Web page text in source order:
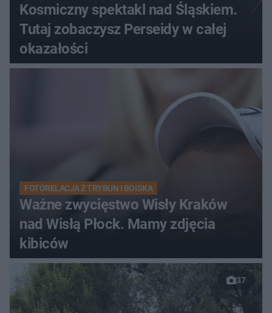
Kosmiczny spektakl nad Śląskiem.
Tutaj zobaczysz Perseidy w całej
okazałości
FOTORELACJA Z TRYBUN I BOISKA
Ważne zwycięstwo Wisły Kraków
nad Wisłą Płock. Mamy zdjęcia
kibiców
37